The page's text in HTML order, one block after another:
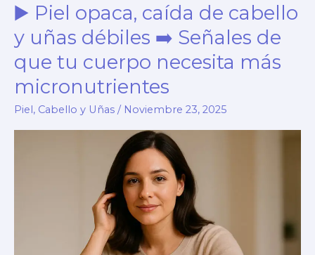
la
ashwagandha?
➡️
Guía
basada
en
▶️ Piel opaca, caída de cabello
y uñas débiles ➡️ Señales de
que tu cuerpo necesita más
micronutrientes
Piel, Cabello y Uñas / Noviembre 23, 2025